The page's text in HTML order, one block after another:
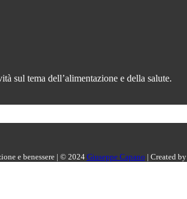
sul tema dell’alimentazione e della salute.
e benessere | © 2024 Giuseppe Capano | Created by